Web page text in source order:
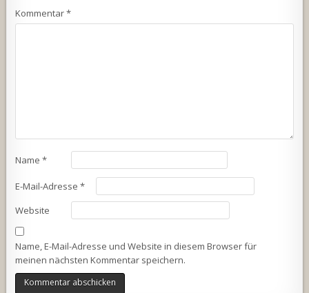
Kommentar*
Name*
E-Mail-Adresse*
Website
Name, E-Mail-Adresse und Website in diesem Browser für
meinen nächsten Kommentar speichern.